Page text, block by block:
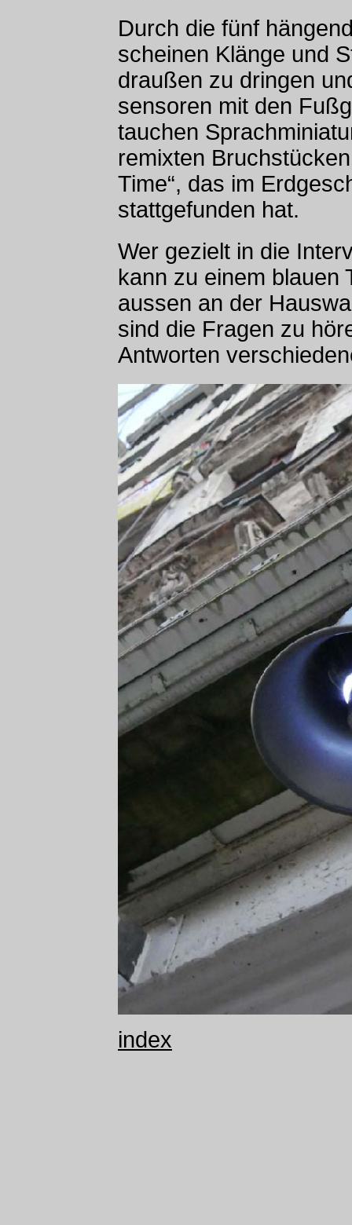
Durch die fünf
scheinen Klänge und
draußen zu dringen
sensoren mit den
tauchen
remixten
Time“, das im
stattgefunden hat.
Wer gezielt in die
kann zu einem blauen
aussen an der
sind die Fragen zu
Antworten
index